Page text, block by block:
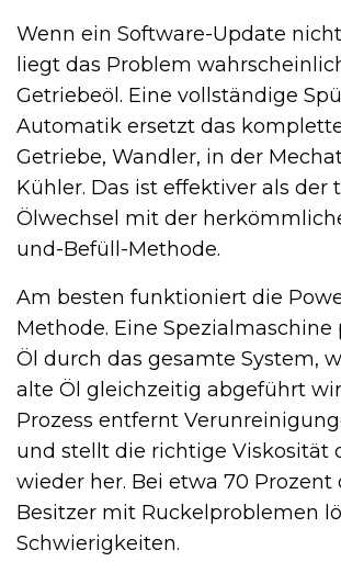
Wenn ein Software-Update
liegt das Problem
Getriebeöl. Eine vollständige
Automatik ersetzt das
Getriebe, Wandler, in der
Kühler. Das ist effektiver als der
Ölwechsel mit der
und-Befüll-Methode.
Am besten funktioniert die
Methode. Eine
Öl durch das gesamte System,
alte Öl gleichzeitig abgeführt
Prozess entfernt
und stellt die richtige Viskosität
wieder her. Bei etwa 70 Prozent
Besitzer mit Ruckelproblemen
Schwierigkeiten.